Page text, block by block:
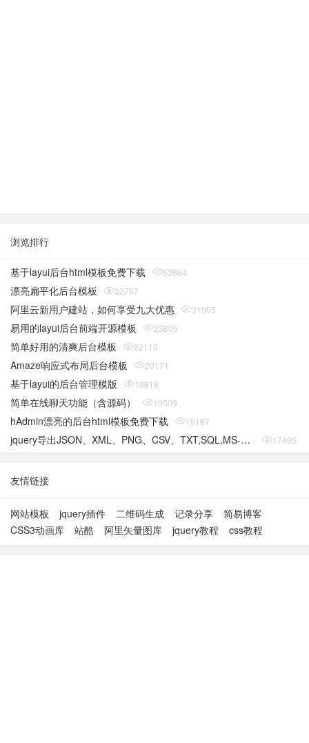
浏览排行
基于layui后台html模板免费下载 53864
漂亮扁平化后台模板 32767
阿里云新用户建站，如何享受九大优惠 31005
易用的layui后台前端开源模板 23805
简单好用的清爽后台模板 22116
Amaze响应式布局后台模板 20171
基于layui的后台管理模版 19818
简单在线聊天功能（含源码） 19509
hAdmin漂亮的后台html模板免费下载 19187
jquery导出JSON、XML、PNG、CSV、TXT,SQL,MS-Word,Ms-Excel Ms-Powerpoint、PDF插件 17495
友情链接
网站模板 jquery插件 二维码生成 记录分享
简易博客
CSS3动画库
站酷 阿里矢量图库 jquery教程 css教程